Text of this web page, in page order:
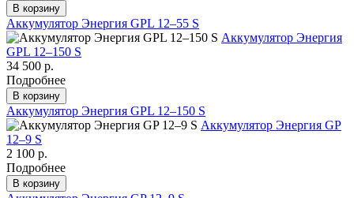
В корзину
Аккумулятор Энергия GPL 12–55 S
Аккумулятор Энергия
GPL 12–150 S
34 500 р.
Подробнее
В корзину
Аккумулятор Энергия GPL 12–150 S
Аккумулятор Энергия GP
12–9 S
2 100 р.
Подробнее
В корзину